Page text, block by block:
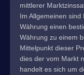
mittlerer
Im Allgemeinen
Währung einen
Währung zu einem
Mittelpunkt dieser
dies der vom Markt
handelt es sich um